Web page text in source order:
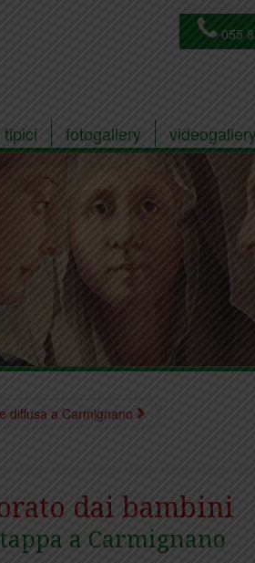
055
fotogallery
diffusa a Carmignano
dai bambini
a Carmignano